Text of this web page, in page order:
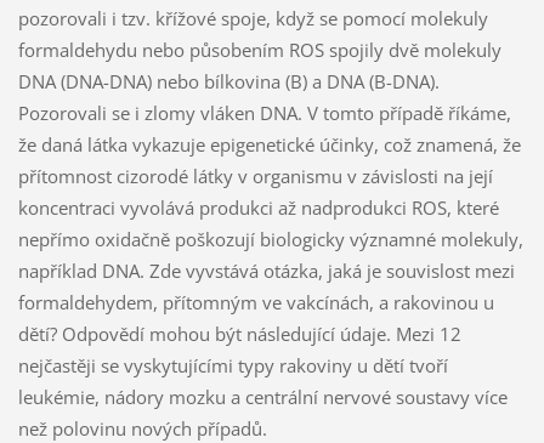
pozorovali i tzv. křížové spoje, když se pomocí molekuly
formaldehydu nebo působením ROS spojily dvě molekuly
DNA (DNA-DNA) nebo bílkovina (B) a DNA (B-DNA).
Pozorovali se i zlomy vláken DNA. V tomto případě říkáme,
že daná látka vykazuje epigenetické účinky, což znamená, že
přítomnost cizorodé látky v organismu v závislosti na její
koncentraci vyvolává produkci až nadprodukci ROS, které
nepřímo oxidačně poškozují biologicky významné molekuly,
například DNA. Zde vyvstává otázka, jaká je souvislost mezi
formaldehydem, přítomným ve vakcínách, a rakovinou u
dětí? Odpovědí mohou být následující údaje. Mezi 12
nejčastěji se vyskytujícími typy rakoviny u dětí tvoří
leukémie, nádory mozku a centrální nervové soustavy více
než polovinu nových případů.